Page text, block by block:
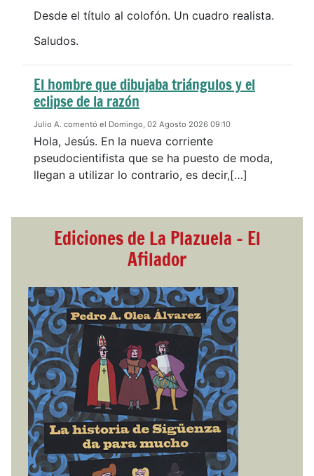
Desde el título al colofón. Un cuadro realista.
Saludos.
El hombre que dibujaba triángulos y el
eclipse de la razón
Julio A. comentó el Domingo, 02 Agosto 2026 09:10
Hola, Jesús. En la nueva corriente
pseudocientifista que se ha puesto de moda,
llegan a utilizar lo contrario, es decir,[…]
Ediciones de La Plazuela - El
Afilador